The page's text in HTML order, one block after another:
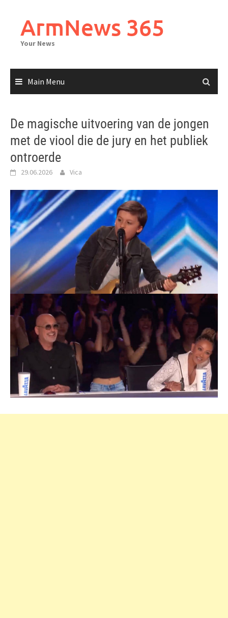
contentArmNews 365
Your News
Main Menu
De magische uitvoering van de jongen
met de viool die de jury en het publiek
ontroerde
29.06.2026 Vica